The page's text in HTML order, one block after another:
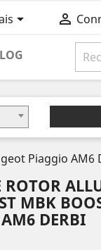
 
Piaggio AM6
MBK
DERBI